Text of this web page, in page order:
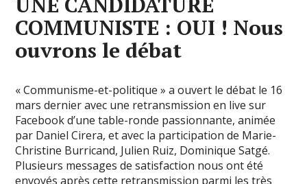
COMMUNISTE : OUI ! Nous
ouvrons le débat
« Communisme-et-politique » a ouvert le débat le 16
mars dernier avec une retransmission en live sur
Facebook d’une table-ronde passionnante, animée
par Daniel Cirera, et avec la participation de Marie-
Christine Burricand, Julien Ruiz, Dominique Satgé.
Plusieurs messages de satisfaction nous ont été
envoyés après cette retransmission parmi les très